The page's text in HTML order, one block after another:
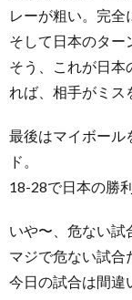
レーが粗い。完全
そして日本のター
そう、これが日本
れば、相手がミス
最後はマイボール
ド。
18-28で日本の勝利
いや〜、危ない試
マジで危ない試合
今日の試合は間違